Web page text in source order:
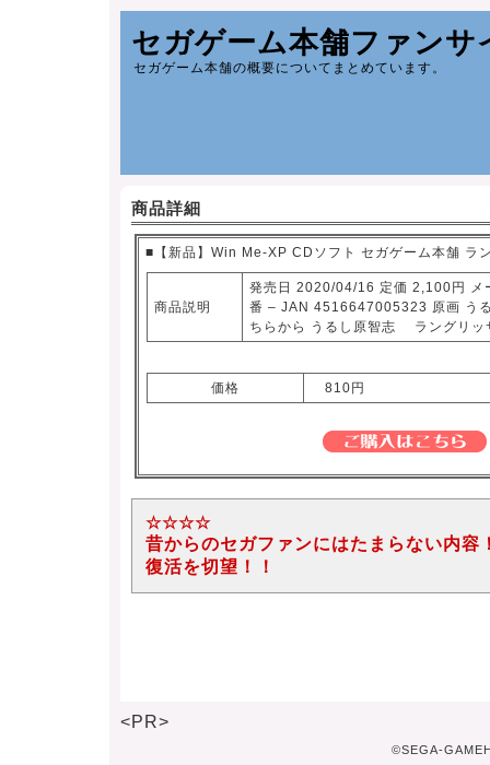
セガゲーム本舗ファンサ
セガゲーム本舗の概要についてまとめています。
商品詳細
■【新品】Win Me-XP CDソフト セガゲーム本舗 ラ
商品説明
発売日 2020/04/16 定価 2,100円 メ
番 – JAN 4516647005323 原画 う
ちらから うるし原智志 ラングリ
価格 810円
☆☆☆☆
昔からのセガファンにはたまらない内容
復活を切望！！
<PR>
©SEGA-